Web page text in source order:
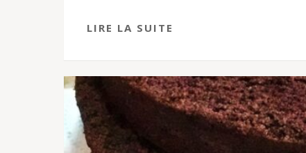
LIRE LA SUITE